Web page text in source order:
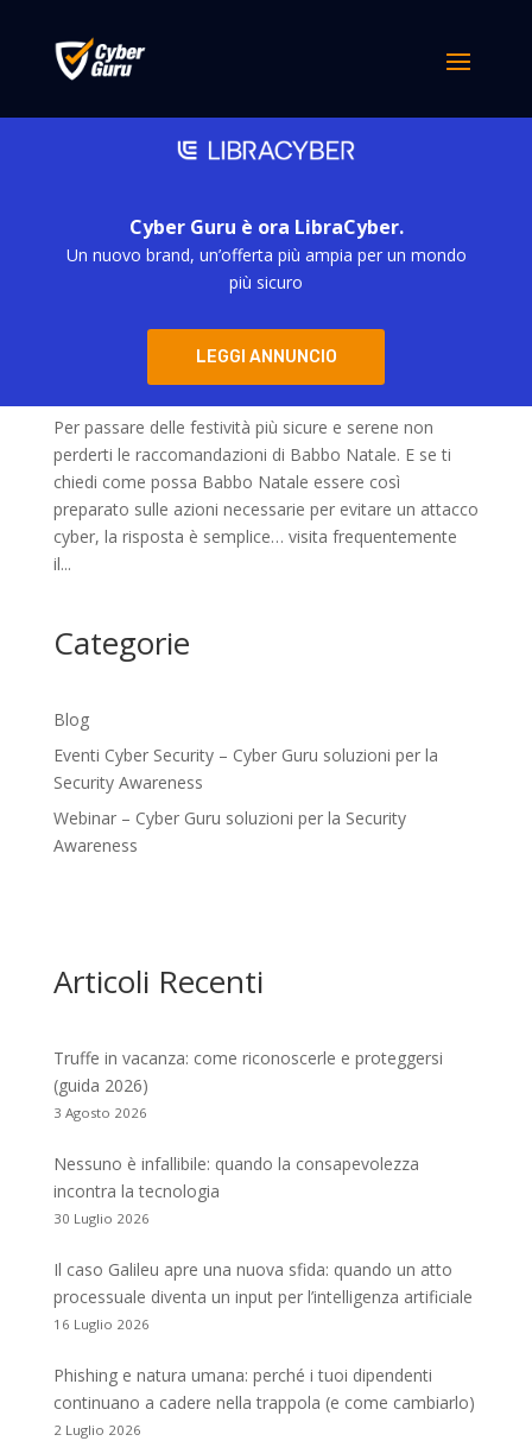
Cyber Guru è ora LibraCyber.
Un nuovo brand, un’offerta più ampia per un mondo
più sicuro
LEGGI ANNUNCIO
Speciale Cyber Pill – Buone Feste
Per passare delle festività più sicure e serene non
perderti le raccomandazioni di Babbo Natale. E se ti
chiedi come possa Babbo Natale essere così
preparato sulle azioni necessarie per evitare un attacco
cyber, la risposta è semplice… visita frequentemente
il...
Categorie
Blog
Eventi Cyber Security – Cyber Guru soluzioni per la
Security Awareness
Webinar – Cyber Guru soluzioni per la Security
Awareness
Articoli Recenti
Truffe in vacanza: come riconoscerle e proteggersi
(guida 2026)
3 Agosto 2026
Nessuno è infallibile: quando la consapevolezza
incontra la tecnologia
30 Luglio 2026
Il caso Galileu apre una nuova sfida: quando un atto
processuale diventa un input per l’intelligenza artificiale
16 Luglio 2026
Phishing e natura umana: perché i tuoi dipendenti
continuano a cadere nella trappola (e come cambiarlo)
2 Luglio 2026